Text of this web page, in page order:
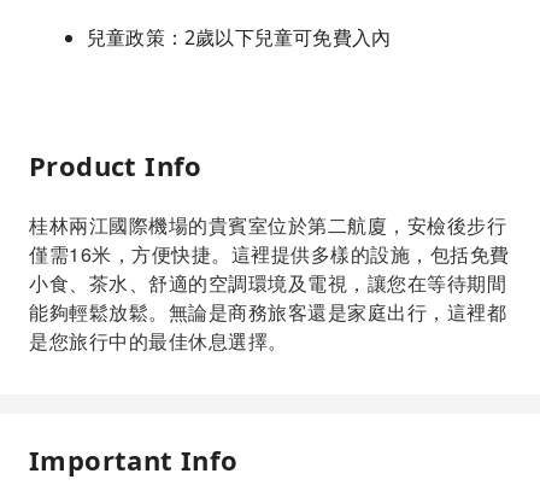
兒童政策：2歲以下兒童可免費入內
Product Info
桂林兩江國際機場的貴賓室位於第二航廈，安檢後步行
僅需16米，方便快捷。這裡提供多樣的設施，包括免費
小食、茶水、舒適的空調環境及電視，讓您在等待期間
能夠輕鬆放鬆。無論是商務旅客還是家庭出行，這裡都
是您旅行中的最佳休息選擇。
Important Info